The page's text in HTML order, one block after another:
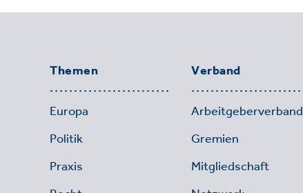
Themen
Europa
Politik
Praxis
Verband
Arbeitgeberverband
Gremien
Mitgliedschaft